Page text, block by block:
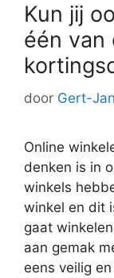
Kun jij
één van
door Gert-Jan
Online
denken is in
winkels
winkel en dit
gaat
aan gemak
eens veilig